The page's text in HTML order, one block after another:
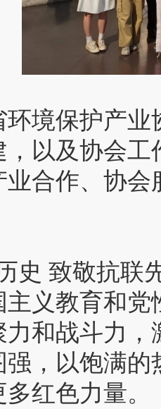
环境保护产
，以及协会
业合作、协
史 致敬抗联
主义教育和
力和战斗力
强，以饱满
红色力量。